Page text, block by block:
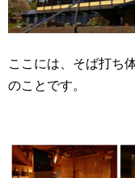
ここには、そば打ち
のことです。